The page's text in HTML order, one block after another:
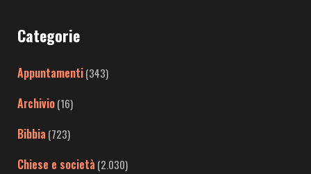
Categorie
Appuntamenti(343)
Archivio(16)
Bibbia (723)
Chiese e società (2.030)